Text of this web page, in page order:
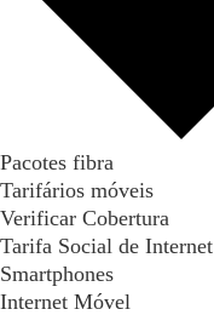
Pacotes fibra
Tarifários móveis
Verificar Cobertura
Tarifa Social de Internet
Smartphones
Internet Móvel